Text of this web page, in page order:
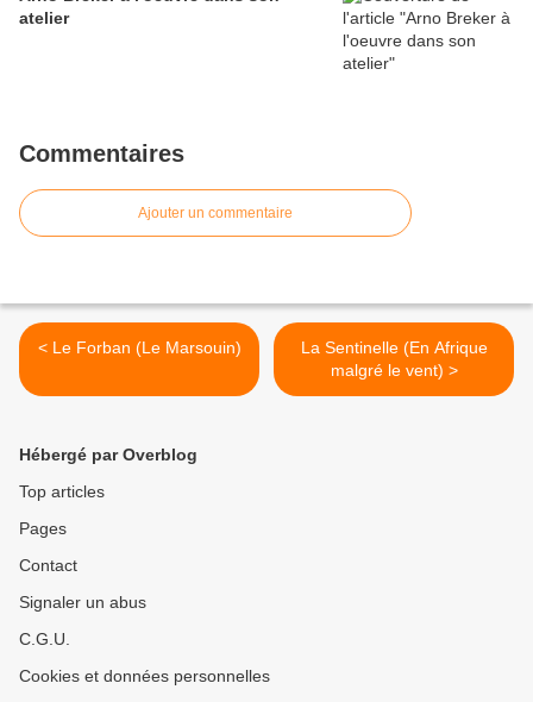
atelier
Commentaires
Ajouter un commentaire
< Le Forban (Le Marsouin)
La Sentinelle (En Afrique
malgré le vent) >
Hébergé par Overblog
Top articles
Pages
Contact
Signaler un abus
C.G.U.
Cookies et données personnelles